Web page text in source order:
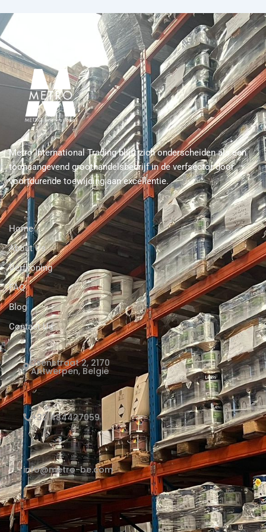
Metro International Trading blijft zich onderscheiden als een
toonaangevend groothandelsbedrijf in de verfsector door
voortdurende toewijding aan excellentie.
Home
About Us
Verfkoning
FAQ
Blog
Contact Us
Elsenstraat 2, 2170
Antwerpen, België
+32 484427059
info@metro-be.com